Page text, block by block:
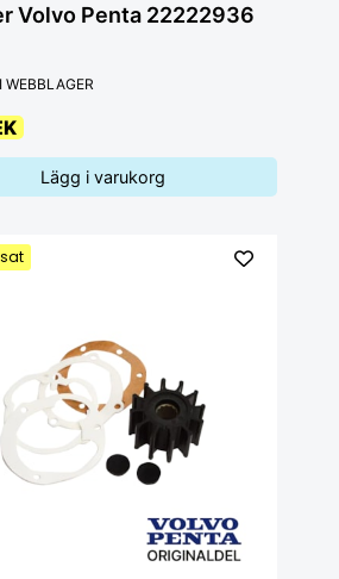
Volvo Penta 22222936
WEBBLAGER
Lägg i varukorg